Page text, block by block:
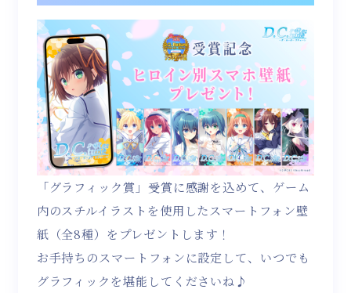
「グラフィック賞」受賞に感謝を込めて、ゲーム
内のスチルイラストを使用したスマートフォン壁
紙（全8種）をプレゼントします！
お手持ちのスマートフォンに設定して、いつでも
グラフィックを堪能してくださいね♪